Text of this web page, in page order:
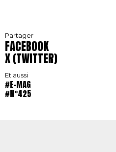
Partager
FACEBOOK
X (TWITTER)
Et aussi
#E-MAG
#N°425